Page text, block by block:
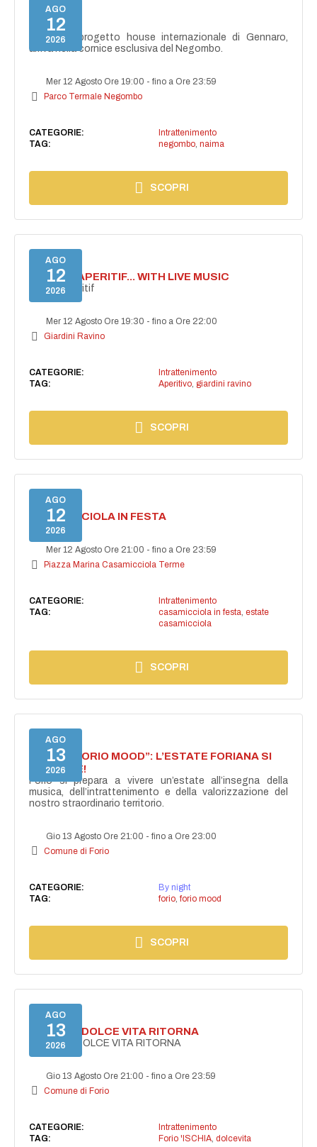
AGO
12
2026
NAIMA
NAIMA, il progetto house internazionale di Gennaro,
arriva nella cornice esclusiva del Negombo.
Mer 12 Agosto Ore 19:00 -fino a Ore 23:59
Parco Termale Negombo
CATEGORIE:
Intrattenimento
TAG:
negombo, naima
SCOPRI
AGO
12
2026
SECRET APERITIF... WITH LIVE MUSIC
Secret aperitif
Mer 12 Agosto Ore 19:30 -fino a Ore 22:00
Giardini Ravino
CATEGORIE:
Intrattenimento
TAG:
Aperitivo, giardini ravino
SCOPRI
AGO
12
2026
CASAMICCIOLA IN FESTA
Mer 12 Agosto Ore 21:00 -fino a Ore 23:59
Piazza Marina Casamicciola Terme
CATEGORIE:
Intrattenimento
TAG:
casamicciola in festa, estate
casamicciola
SCOPRI
AGO
13
2026
NASCE “FORIO MOOD”: L’ESTATE FORIANA SI
ACCENDE!
Forio si prepara a vivere un’estate all’insegna della
musica, dell’intrattenimento e della valorizzazione del
nostro straordinario territorio.
Gio 13 Agosto Ore 21:00 -fino a Ore 23:00
Comune di Forio
CATEGORIE:
By night
TAG:
forio, forio mood
SCOPRI
AGO
13
2026
FORIO LA DOLCE VITA RITORNA
FORIO LA DOLCE VITA RITORNA
Gio 13 Agosto Ore 21:00 -fino a Ore 23:59
Comune di Forio
CATEGORIE:
Intrattenimento
TAG:
Forio 'ISCHIA, dolcevita